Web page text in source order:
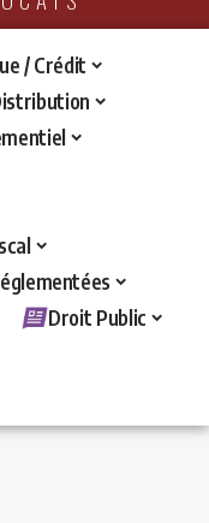
/ Crédit
Droit Public
humaines>Rupture